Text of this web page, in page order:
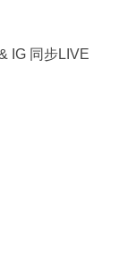
IG 同步LIVE